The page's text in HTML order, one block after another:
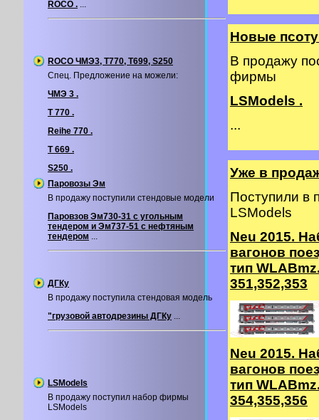
ROCO . ...
ROCO ЧМЭ3, T770, T699, S250
Спец. Предложение на можели:
ЧМЭ 3 .
T 770 .
Reihe 770 .
T 669 .
S250 .
Паровозы Эм
В продажу поступили стендовые модели
Паровзов Эм730-31 с угольным
тендером и Эм737-51 с нефтяным
тендером ...
ДГКу
В продажу поступила стендовая модель
"грузовой автодрезины ДГКу ...
LSModels
В продажу поступил набор фирмы
LSModels
Новые
В продажу
фирмы
LSModels .
...
Уже в
Поступили
LSModels
Neu 2015.
вагонов
тип
351,352,353
Neu 2015.
вагонов
тип
354,355,356